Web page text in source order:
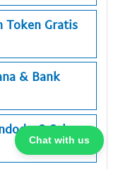
Token Gratis
& Bank
Cek
Chat with us